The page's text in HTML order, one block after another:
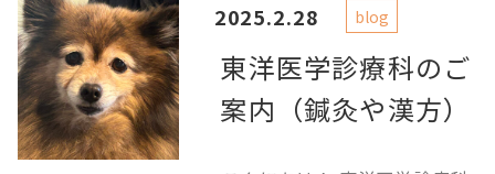
東洋医学診療科のご
案内（鍼灸や漢方）
2025.2.28 blog